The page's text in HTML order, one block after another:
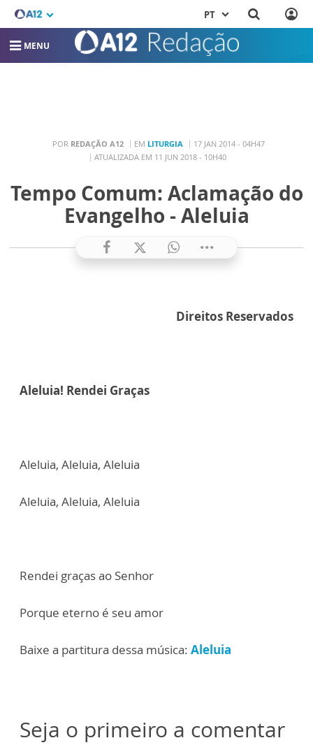
PT
MENU
POR REDAÇÃO A12 EM LITURGIA
17 JAN 2014 - 04H47
ATUALIZADA EM 11 JUN 2018 - 10H40
Tempo Comum: Aclamação do
Evangelho - Aleluia
Direitos Reservados
Aleluia! Rendei Graças
Aleluia, Aleluia, Aleluia
Aleluia, Aleluia, Aleluia
Rendei graças ao Senhor
Porque eterno é seu amor
Baixe a partitura dessa música: Aleluia
Seja o primeiro a comentar